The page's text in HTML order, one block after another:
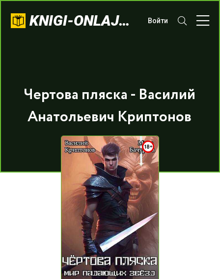
KNIGI-ONLAJN.COM Войти
Чертова пляска - Василий
Анатольевич Криптонов